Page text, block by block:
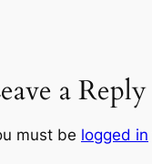
a Reply
must be logged in